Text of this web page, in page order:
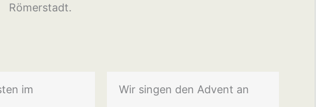
Römerstadt.
im
Wir singen den Advent an